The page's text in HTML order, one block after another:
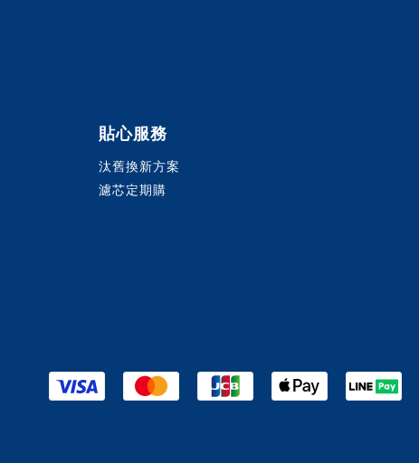
貼心服務
汰舊換新方案
濾芯定期購